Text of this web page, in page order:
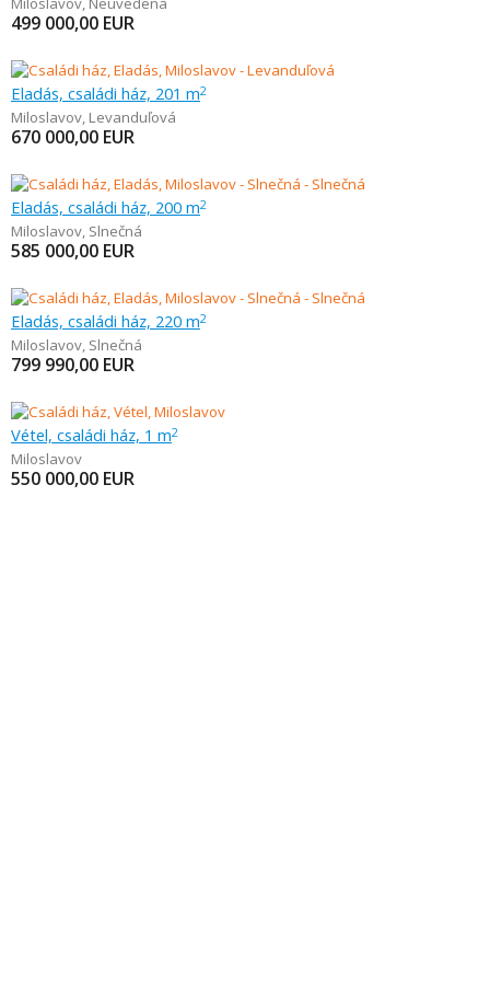
499 000,00 EUR
Eladás, családi ház, 201 m2
Miloslavov, Levanduľová
670 000,00 EUR
Eladás, családi ház, 200 m2
Miloslavov, Slnečná
585 000,00 EUR
Eladás, családi ház, 220 m2
Miloslavov, Slnečná
799 990,00 EUR
Vétel, családi ház, 1 m2
Miloslavov
550 000,00 EUR